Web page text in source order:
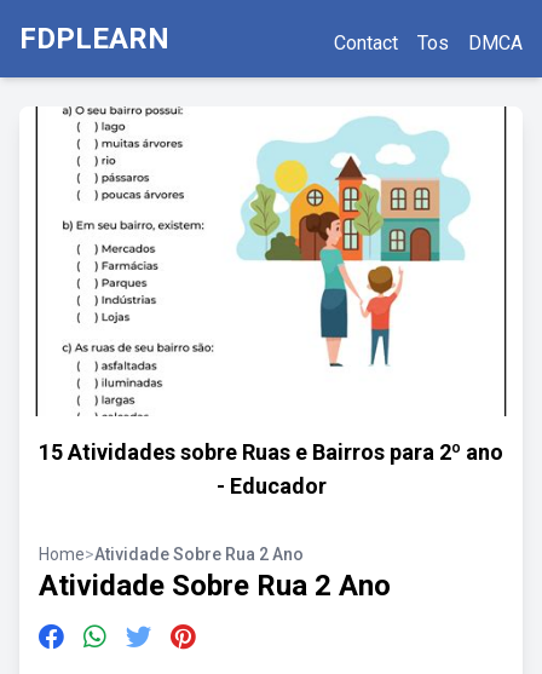
FDPLEARN Contact Tos DMCA
15 Atividades sobre Ruas e Bairros para 2º ano
- Educador
Home>Atividade Sobre Rua 2 Ano
Atividade Sobre Rua 2 Ano